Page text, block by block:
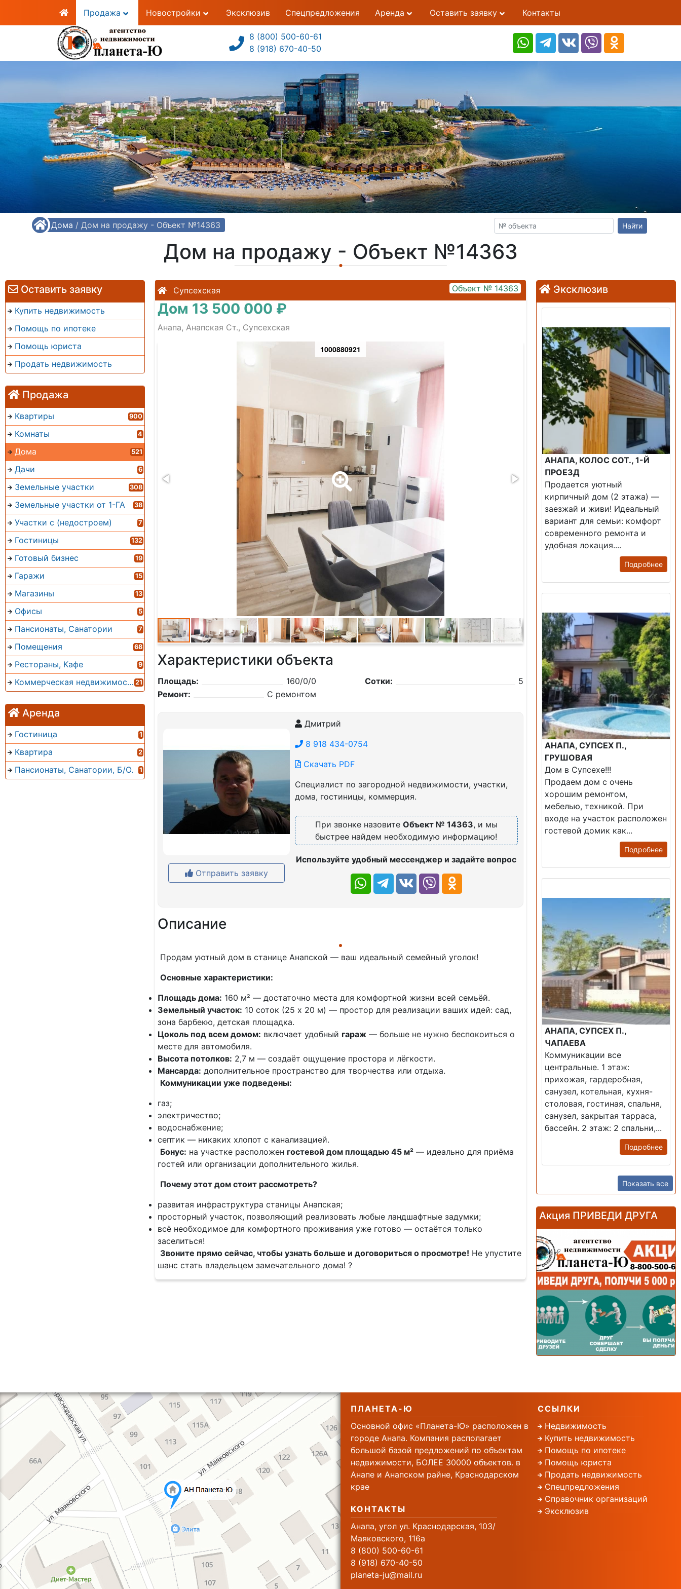
Продажа Новостройки Эксклюзив Спецпредложения Аренда Оставить заявку Контакты
8 (800) 500-60-61
8 (918) 670-40-50
/ Дома / Дом на продажу - Объект №14363 Найти
Дом на продажу - Объект №14363
Оставить заявку
Купить недвижимость
Помощь по ипотеке
Помощь юриста
Продать недвижимость
Продажа
Квартиры 900
Комнаты 4
Дома 521
Дачи 6
Земельные участки 308
Земельные участки от 1-ГА 38
Участки с (недостроем) 7
Гостиницы 132
Готовый бизнес 19
Гаражи 15
Магазины 13
Офисы 5
Пансионаты, Санатории 7
Помещения 68
Рестораны, Кафе 9
Коммерческая недвижимость 21
Аренда
Гостиница 1
Квартира 2
Пансионаты, Санатории, Б/О. 1
Супсехская Объект № 14363
Дом 13 500 000 ₽
Анапа, Анапская Ст., Супсехская
1000880921
Характеристики объекта
Площадь:
160/0/0
Ремонт:
С ремонтом
Сотки: 5
Отправить заявку
Дмитрий
8 918 434-0754
Скачать PDF
Специалист по загородной недвижимости, участки,
дома, гостиницы, коммерция.
При звонке назовите Объект № 14363, и мы
быстрее найдем необходимую информацию!
Используйте удобный мессенджер и задайте вопрос
Описание
Продам уютный дом в станице Анапской — ваш идеальный семейный уголок!
Основные характеристики:
Площадь дома: 160 м² — достаточно места для комфортной жизни всей семьёй.
Земельный участок: 10 соток (25 х 20 м) — простор для реализации ваших идей: сад,
зона барбекю, детская площадка.
Цоколь под всем домом: включает удобный гараж— больше не нужно беспокоиться о
месте для автомобиля.
Высота потолков: 2,7 м — создаёт ощущение простора и лёгкости.
Мансарда: дополнительное пространство для творчества или отдыха.
Коммуникации уже подведены:
газ;
электричество;
водоснабжение;
септик — никаких хлопот с канализацией.
Бонус: на участке расположен гостевой дом площадью 45 м²— идеально для приёма
гостей или организации дополнительного жилья.
Почему этот дом стоит рассмотреть?
развитая инфраструктура станицы Анапская;
просторный участок, позволяющий реализовать любые ландшафтные задумки;
всё необходимое для комфортного проживания уже готово — остаётся только
заселиться!
Звоните прямо сейчас, чтобы узнать больше и договориться о просмотре! Не упустите
шанс стать владельцем замечательного дома! ?
Эксклюзив
АНАПА, КОЛОС СОТ., 1-Й
ПРОЕЗД
Продается уютный
кирпичный дом (2 этажа) —
заезжай и живи! ​Идеальный
вариант для семьи: комфорт
современного ремонта и
удобная локация....
Подробнее
АНАПА, СУПСЕХ П.,
ГРУШОВАЯ
Дом в Супсехе!!!
Продаем дом с очень
хорошим ремонтом,
мебелью, техникой. При
входе на участок расположен
гостевой домик как...
Подробнее
АНАПА, СУПСЕХ П.,
ЧАПАЕВА
Коммуникации все
центральные. 1 этаж:
прихожая, гардеробная,
санузел, котельная, кухня-
столовая, гостиная, спальня,
санузел, закрытая тарраса,
бассейн. 2 этаж: 2 спальни,...
Подробнее
Показать все
Акция ПРИВЕДИ ДРУГА
ПЛАНЕТА-Ю
Основной офис «Планета-Ю» расположен в
городе Анапа. Компания располагает
большой базой предложений по объектам
недвижимости, БОЛЕЕ 30000 объектов. в
Анапе и Анапском райне, Краснодарском
крае
КОНТАКТЫ
Анапа, угол ул. Краснодарская, 103/
Маяковского, 116а
8 (800) 500-60-61
8 (918) 670-40-50
planeta-ju@mail.ru
ССЫЛКИ
Недвижимость
Купить недвижимость
Помощь по ипотеке
Помощь юриста
Продать недвижимость
Спецпредложения
Справочник организаций
Эксклюзив